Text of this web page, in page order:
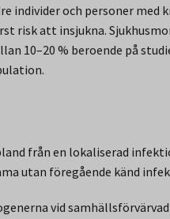
individer och personer med
risk att insjukna.
10–20 % beroende på
från en lokaliserad
utan föregående känd
vid samhällsförvärvad